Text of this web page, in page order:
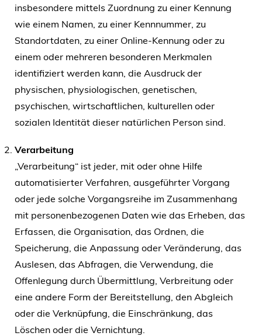
insbesondere mittels Zuordnung zu einer Kennung
wie einem Namen, zu einer Kennnummer, zu
Standortdaten, zu einer Online-Kennung oder zu
einem oder mehreren besonderen Merkmalen
identifiziert werden kann, die Ausdruck der
physischen, physiologischen, genetischen,
psychischen, wirtschaftlichen, kulturellen oder
sozialen Identität dieser natürlichen Person sind.
Verarbeitung
„Verarbeitung“ ist jeder, mit oder ohne Hilfe
automatisierter Verfahren, ausgeführter Vorgang
oder jede solche Vorgangsreihe im Zusammenhang
mit personenbezogenen Daten wie das Erheben, das
Erfassen, die Organisation, das Ordnen, die
Speicherung, die Anpassung oder Veränderung, das
Auslesen, das Abfragen, die Verwendung, die
Offenlegung durch Übermittlung, Verbreitung oder
eine andere Form der Bereitstellung, den Abgleich
oder die Verknüpfung, die Einschränkung, das
Löschen oder die Vernichtung.